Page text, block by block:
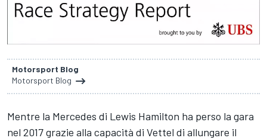
Motorsport Blog
Motorsport Blog
Mentre la Mercedes di Lewis Hamilton ha perso la gara
nel 2017 grazie alla capacità di Vettel di allungare il